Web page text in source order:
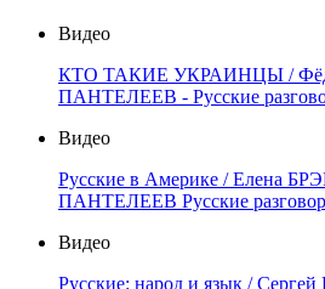
Видео
КТО ТАКИЕ УКРАИНЦЫ /
ПАНТЕЛЕЕВ - Русские
Видео
Русские в Америке / Елена
ПАНТЕЛЕЕВ Русские
Видео
Русские: народ и язык /